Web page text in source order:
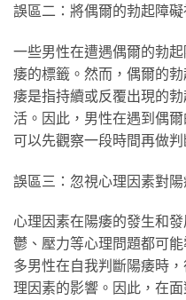
誤區二：將偶爾的勃起障
一些男性在遭遇偶爾的勃
痿的標籤。然而，偶爾的
痿是指持續或反覆出現的
活。因此，男性在遇到偶
可以先觀察一段時間再做判
誤區三：忽視心理因素對
心理因素在陽痿的發生和
鬱、壓力等心理問題都可
多男性在自我判斷陽痿時
理因素的影響。因此，在